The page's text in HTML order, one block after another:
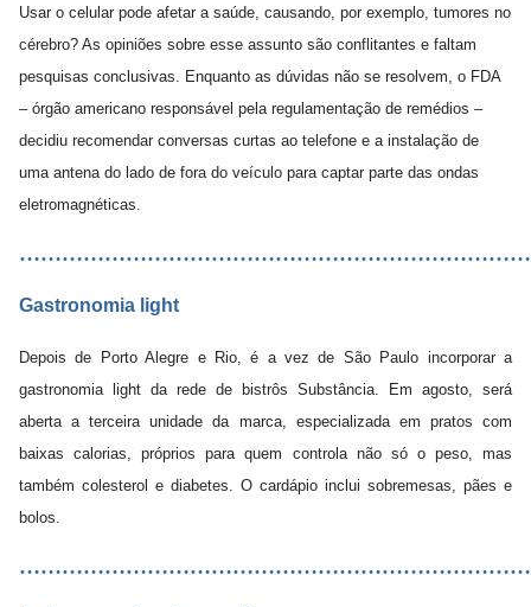
Usar o celular pode afetar a saúde, causando, por exemplo, tumores no
cérebro? As opiniões sobre esse assunto são conflitantes e faltam
pesquisas conclusivas. Enquanto as dúvidas não se resolvem, o FDA
– órgão americano responsável pela regulamentação de remédios –
decidiu recomendar conversas curtas ao telefone e a instalação de
uma antena do lado de fora do veículo para captar parte das ondas
eletromagnéticas.
Gastronomia light
Depois de Porto Alegre e Rio, é a vez de São Paulo incorporar a
gastronomia light da rede de bistrôs Substância. Em agosto, será
aberta a terceira unidade da marca, especializada em pratos com
baixas calorias, próprios para quem controla não só o peso, mas
também colesterol e diabetes. O cardápio inclui sobremesas, pães e
bolos.